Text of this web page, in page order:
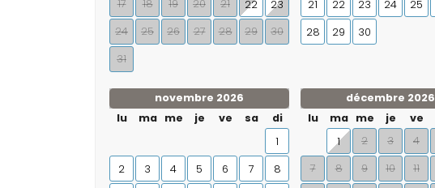
17
18 19 20 21 22
23
24
25 26 27 28 29
30
31
21
22 23 24 25
28
29 30
novembre 2026
lu
ma me je ve sa
di
1
2
3 4 5 6 7
8
décembre 2026
lu
ma me je ve
1
2 3 4
7
8 9 10 11